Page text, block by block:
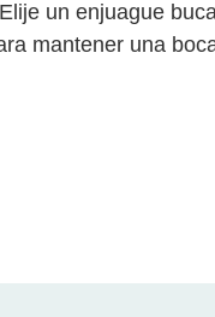
un enjuague
mantener una